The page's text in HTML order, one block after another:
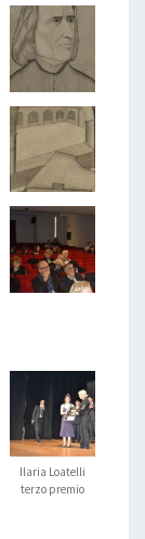
Ilaria Loatelli
terzo premio